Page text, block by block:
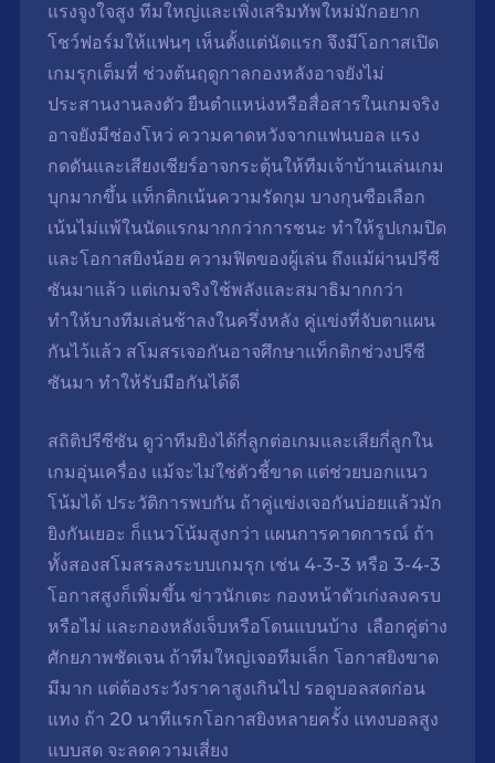
แรงจูงใจสูง ทีมใหญ่และเพิ่งเสริมทัพใหม่มักอยาก
โชว์ฟอร์มให้แฟนๆ เห็นตั้งแต่นัดแรก จึงมีโอกาสเปิด
เกมรุกเต็มที่ ช่วงต้นฤดูกาลกองหลังอาจยังไม่
ประสานงานลงตัว ยืนตำแหน่งหรือสื่อสารในเกมจริง
อาจยังมีช่องโหว่ ความคาดหวังจากแฟนบอล แรง
กดดันและเสียงเชียร์อาจกระตุ้นให้ทีมเจ้าบ้านเล่นเกม
บุกมากขึ้น แท็กติกเน้นความรัดกุม บางกุนซือเลือก
เน้นไม่แพ้ในนัดแรกมากกว่าการชนะ ทำให้รูปเกมปิด
และโอกาสยิงน้อย ความฟิตของผู้เล่น ถึงแม้ผ่านปรีซี
ซันมาแล้ว แต่เกมจริงใช้พลังและสมาธิมากกว่า
ทำให้บางทีมเล่นช้าลงในครึ่งหลัง คู่แข่งที่จับตาแผน
กันไว้แล้ว สโมสรเจอกันอาจศึกษาแท็กติกช่วงปรีซี
ซันมา ทำให้รับมือกันได้ดี
สถิติปรีซีซัน ดูว่าทีมยิงได้กี่ลูกต่อเกมและเสียกี่ลูกใน
เกมอุ่นเครื่อง แม้จะไม่ใช่ตัวชี้ขาด แต่ช่วยบอกแนว
โน้มได้ ประวัติการพบกัน ถ้าคู่แข่งเจอกันบ่อยแล้วมัก
ยิงกันเยอะ ก็แนวโน้มสูงกว่า แผนการคาดการณ์ ถ้า
ทั้งสองสโมสรลงระบบเกมรุก เช่น 4-3-3 หรือ 3-4-3
โอกาสสูงก็เพิ่มขึ้น ข่าวนักเตะ กองหน้าตัวเก่งลงครบ
หรือไม่ และกองหลังเจ็บหรือโดนแบนบ้าง เลือกคู่ต่าง
ศักยภาพชัดเจน ถ้าทีมใหญ่เจอทีมเล็ก โอกาสยิงขาด
มีมาก แต่ต้องระวังราคาสูงเกินไป รอดูบอลสดก่อน
แทง ถ้า 20 นาทีแรกโอกาสยิงหลายครั้ง แทงบอลสูง
แบบสด จะลดความเสี่ยง